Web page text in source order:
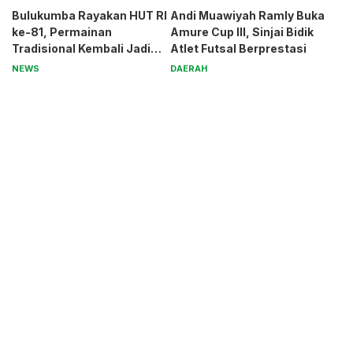
Bulukumba Rayakan HUT RI
ke-81, Permainan
Tradisional Kembali Jadi
Magnet
NEWS
Andi Muawiyah Ramly Buka
Amure Cup III, Sinjai Bidik
Atlet Futsal Berprestasi
DAERAH